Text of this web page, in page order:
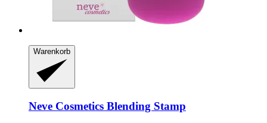
Warenkorb
Neve Cosmetics Blending Stamp